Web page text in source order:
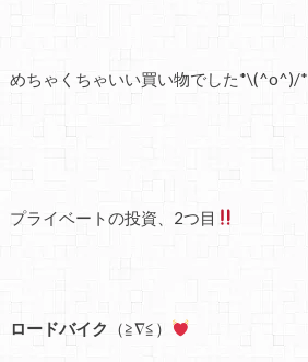
めちゃくちゃいい買い物でした*\(^o^)/*
プライベートの投資、2つ目
ロードバイク （≧∇≦）